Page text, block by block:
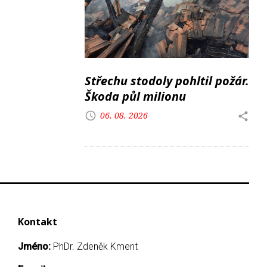
Střechu stodoly pohltil požár.
Škoda půl milionu
06. 08. 2026
Kontakt
Jméno: PhDr. Zdeněk Kment